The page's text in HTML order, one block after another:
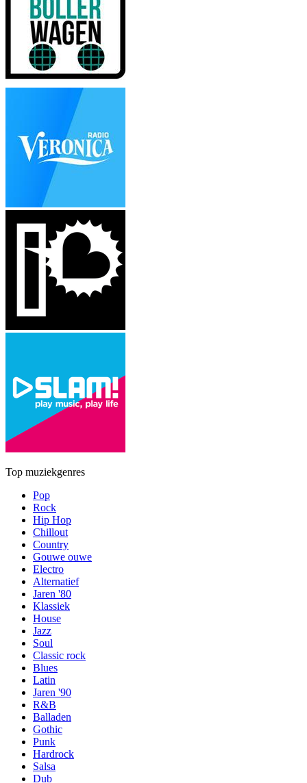
Top muziekgenres
Pop
Rock
Hip Hop
Chillout
Country
Gouwe ouwe
Electro
Alternatief
Jaren '80
Klassiek
House
Jazz
Soul
Classic rock
Blues
Latin
Jaren '90
R&B
Balladen
Gothic
Punk
Hardrock
Salsa
Dub